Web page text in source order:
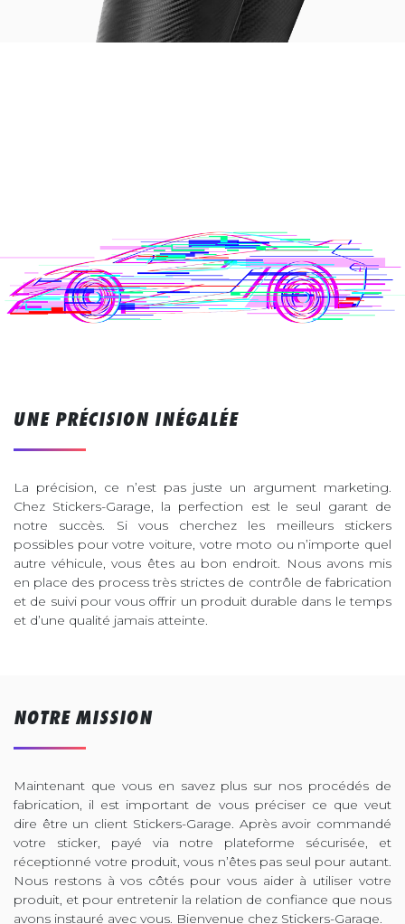
UNE PRÉCISION INÉGALÉE
La précision, ce n’est pas juste un argument marketing.
Chez Stickers-Garage, la perfection est le seul garant de
notre succès. Si vous cherchez les meilleurs stickers
possibles pour votre voiture, votre moto ou n’importe quel
autre véhicule, vous êtes au bon endroit. Nous avons mis
en place des process très strictes de contrôle de fabrication
et de suivi pour vous offrir un produit durable dans le temps
et d’une qualité jamais atteinte.
NOTRE MISSION
Maintenant que vous en savez plus sur nos procédés de
fabrication, il est important de vous préciser ce que veut
dire être un client Stickers-Garage. Après avoir commandé
votre sticker, payé via notre plateforme sécurisée, et
réceptionné votre produit, vous n’êtes pas seul pour autant.
Nous restons à vos côtés pour vous aider à utiliser votre
produit, et pour entretenir la relation de confiance que nous
avons instauré avec vous. Bienvenue chez Stickers-Garage.